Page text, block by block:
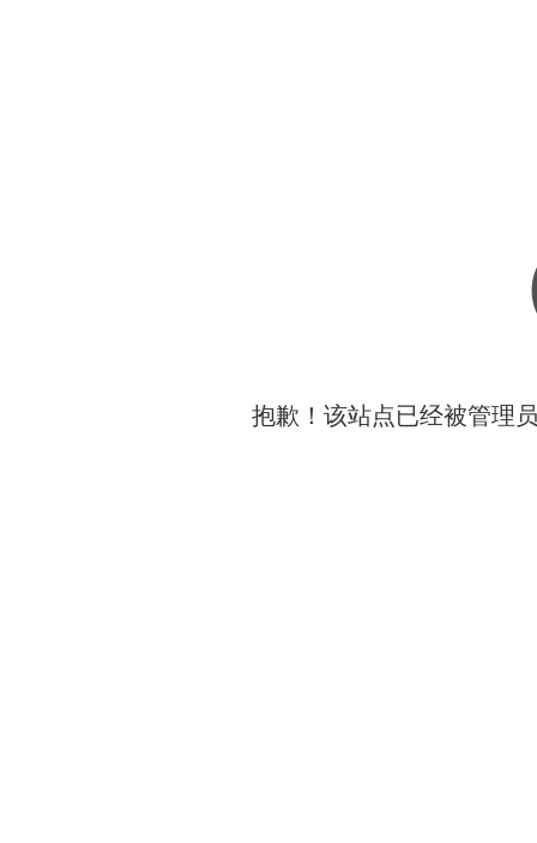
抱歉！该站点已经被管理